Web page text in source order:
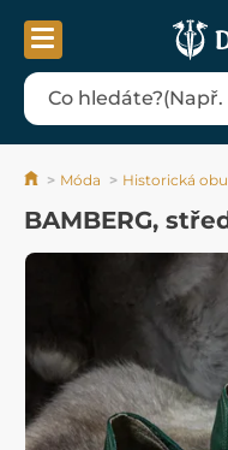
Móda Historická
BAMBERG,